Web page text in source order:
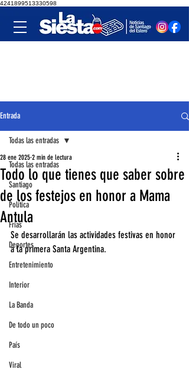
4241899513330598
Entrada
Todas las entradas
Santiago
Política
Frías
Deportes
Entretenimiento
Interior
La Banda
De todo un poco
País
Viral
Todas las entradas
Todo lo que tienes que saber sobre
de los festejos en honor a Mama
Antula
28 ene 2025 2 min de lectura
Se desarrollarán las actividades festivas en honor
a la primera Santa Argentina.